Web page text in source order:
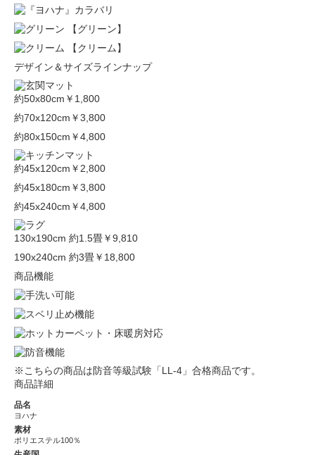
【グリーン】
【クリーム】
デザイン＆サイズラインナップ
約50x80cm ￥1,800
約70x120cm ￥3,800
約80x150cm ￥4,800
約45x120cm ￥2,800
約45x180cm ￥3,800
約45x240cm ￥4,800
130x190cm 約1.5畳￥9,810
190x240cm 約3畳￥18,800
商品機能
※こちらの商品は防音等級試験「LL-4」合格商品です。
商品詳細
品名
ヨハナ
素材
ポリエステル100％